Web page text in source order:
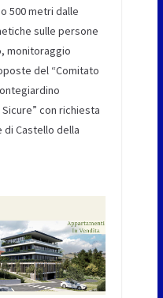
500 metri dalle
sulle persone
monitoraggio
del “Comitato
con richiesta
Castello della